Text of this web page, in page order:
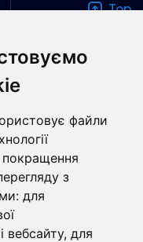
файли
покращення
з
для
вебсайту, для
Top
TV
команда